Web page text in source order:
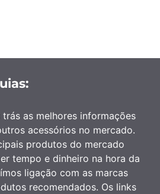
as melhores informações
acessórios no mercado.
produtos do mercado
tempo e dinheiro na hora da
ligação com as marcas
recomendados. Os links